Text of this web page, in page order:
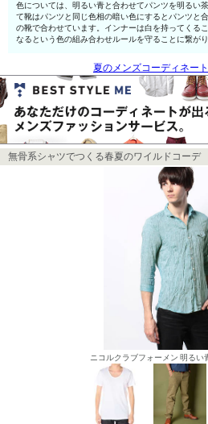
色については、明るい青と合わせてパンツを明るい
て靴はパンツと同じ色相の暗い色にするとパンツと
の靴で合わせています。インナーは白を持ってくる
なるという色の組み合わせルールを守ることに繋がり
夏のメンズコーディネー
無骨系シャツでつくる春夏のワイルドコーデ
ニコルクラブフォーメン 明るい